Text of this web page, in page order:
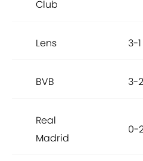
Club
Lens 3-
BVB 3-
Real
Madrid
0-